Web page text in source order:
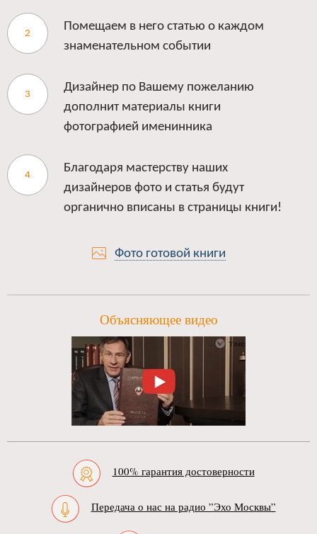
Помещаем в него статью о каждом
знаменательном событии
Дизайнер по Вашему пожеланию
дополнит материалы книги
фотографией именинника
Благодаря мастерству наших
дизайнеров фото и статья будут
органично вписаны в страницы книги!
Фото готовой книги
Объясняющее видео
100% гарантия достоверности
Передача о нас на радио ”Эхо Москвы”